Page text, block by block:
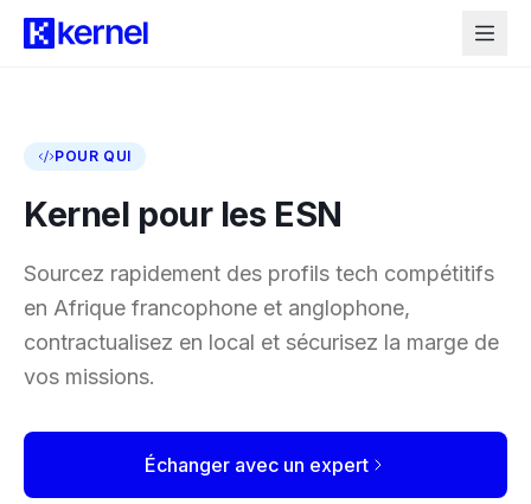
POUR QUI
Kernel pour les ESN
Sourcez rapidement des profils tech compétitifs
en Afrique francophone et anglophone,
contractualisez en local et sécurisez la marge de
vos missions.
Échanger avec un expert